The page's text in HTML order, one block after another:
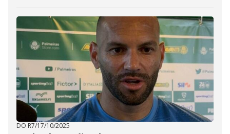
DO R7/17/10/2025